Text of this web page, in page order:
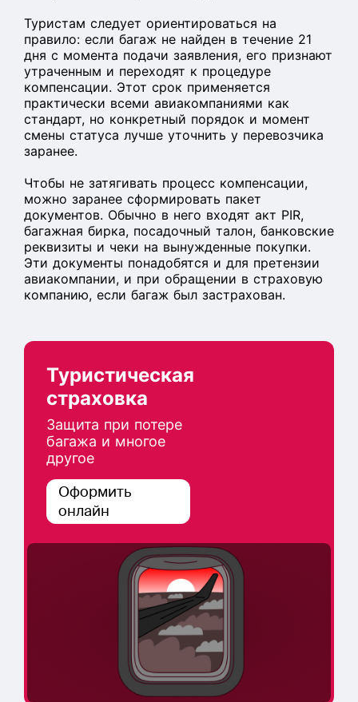
Туристам следует ориентироваться на
правило: если багаж не найден в течение 21
дня с момента подачи заявления, его признают
утраченным и переходят к процедуре
компенсации. Этот срок применяется
практически всеми авиакомпаниями как
стандарт, но конкретный порядок и момент
смены статуса лучше уточнить у перевозчика
заранее.
Чтобы не затягивать процесс компенсации,
можно заранее сформировать пакет
документов. Обычно в него входят акт PIR,
багажная бирка, посадочный талон, банковские
реквизиты и чеки на вынужденные покупки.
Эти документы понадобятся и для претензии
авиакомпании, и при обращении в страховую
компанию, если багаж был застрахован.
Туристическая
страховка
Защита при потере
багажа и многое
другое
Оформить
онлайн